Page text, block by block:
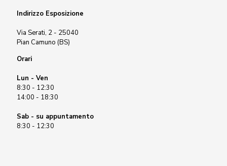
Indirizzo Esposizione
Via Serati, 2 - 25040
Pian Camuno (BS)
Orari
Lun - Ven
8:30 - 12:30
14:00 - 18:30
Sab - su appuntamento
8:30 - 12:30